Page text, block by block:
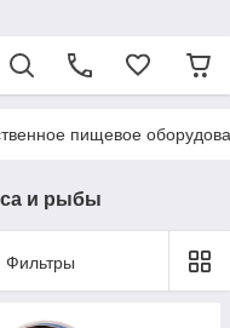
пищевое
и рыбы
Фильтры